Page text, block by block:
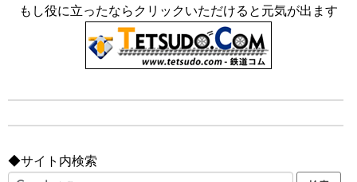
もし役に立ったならクリックいただけると元気が出ます
◆サイト内検索